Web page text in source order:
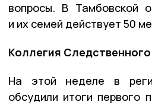
вопросы. В Тамбовской
и их семей действует 50
Коллегия
На этой неделе в
обсудили итоги первого